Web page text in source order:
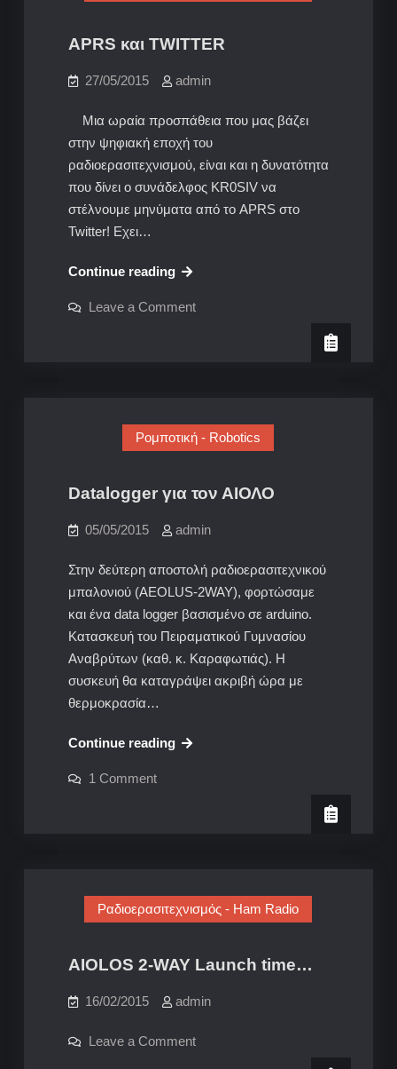
APRS και TWITTER
27/05/2015 admin
Μια ωραία προσπάθεια που μας βάζει
στην ψηφιακή εποχή του
ραδιοερασιτεχνισμού, είναι και η δυνατότητα
που δίνει ο συνάδελφος KR0SIV να
στέλνουμε μηνύματα από το APRS στο
Twitter! Εχει…
Continue readingAPRS
TWITTER
Leave a Commenton
Ρομποτική - Robotics
Datalogger για τον ΑΙΟΛΟ
05/05/2015 admin
Στην δεύτερη αποστολή ραδιοερασιτεχνικού
μπαλονιού (AEOLUS-2WAY), φορτώσαμε
και ένα data logger βασισμένο σε arduino.
Κατασκευή του Πειραματικού Γυμνασίου
Αναβρύτων (καθ. κ. Καραφωτιάς). Η
συσκευή θα καταγράψει ακριβή ώρα με
θερμοκρασία…
Continue readingDatalogger
1 Commenton
Ραδιοερασιτεχνισμός - Ham Radio
AIOLOS 2-WAY Launch time…
16/02/2015 admin
Leave a Commenton